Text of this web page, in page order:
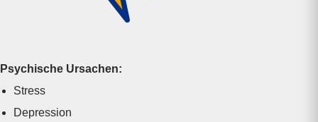
Psychische Ursachen:
Stress
Depression